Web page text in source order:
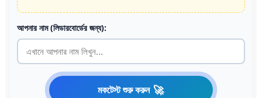
আপনার নাম (লিডারবোর্ডের জন্য):
মকটেস্ট শুরু করুন 🚀